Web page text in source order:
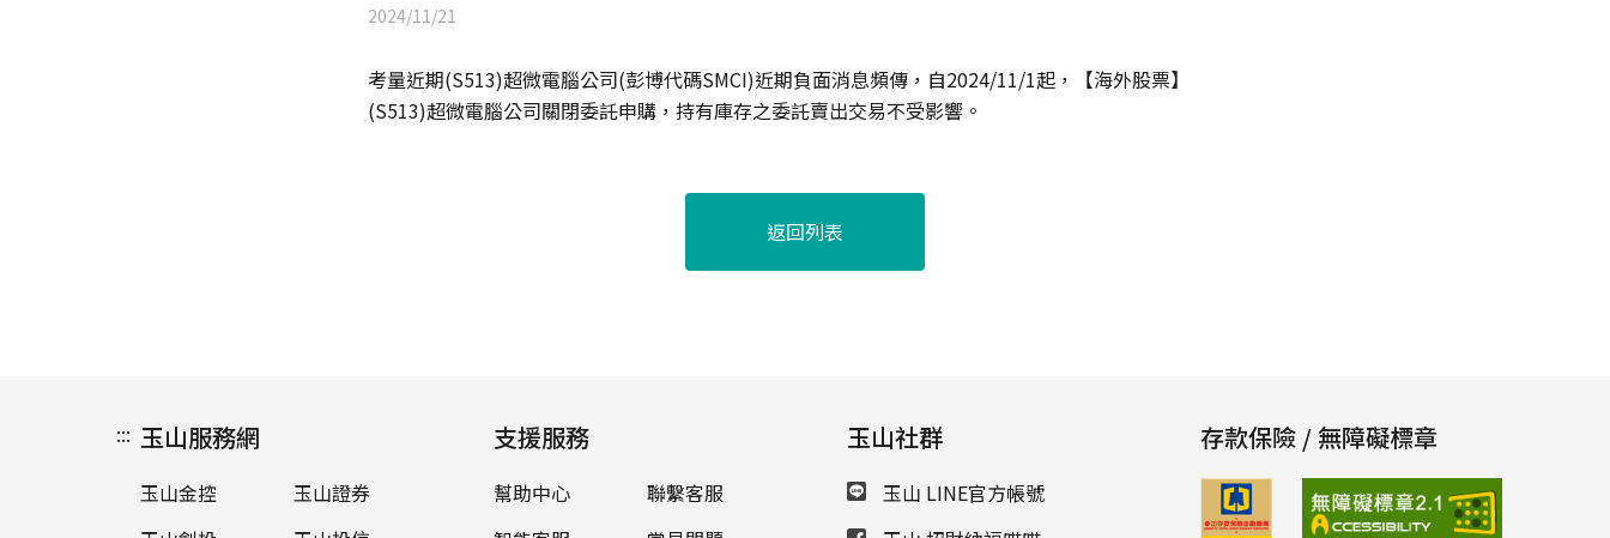
2024/11/21
考量近期(S513)超微電腦公司(彭博代碼SMCI)近期負面消息頻傳，自2024/11/1起，
【海外股票】
(S513)超微電腦公司關閉委託申購 ，持有庫存之委託賣出交易不受影響。
返回列表
::: 玉山服務網
玉山金控
玉山證券
支援服務
幫助中心
聯繫客服
玉山社群
玉山 LINE官方帳號
存款保險 / 無障礙標章